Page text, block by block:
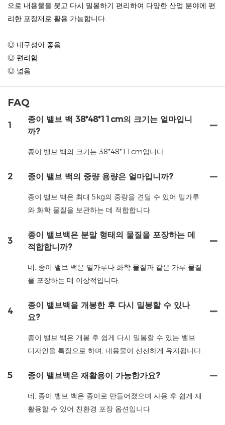
으로 내용물을 붓고 다시 밀봉하기 편리하여 다양한 산업 분야에 편
리한 포장재로 활용 가능합니다.
◎ 내구성이 좋음
◎ 편리함
◎ 넓음
FAQ
1
종이 밸브 백 38*48*11cm의 크기는 얼마입니
까?
종이 밸브 백의 크기는 38*48*11cm입니다.
2 종이 밸브 백의 중량 용량은 얼마입니까?
종이 밸브 백은 최대 5kg의 중량을 견딜 수 있어 밀가루
와 화학 물질을 보관하는 데 적합합니다.
3
종이 밸브백은 분말 형태의 물질을 포장하는 데
적합합니까?
네, 종이 밸브 백은 밀가루나 화학 물질과 같은 가루 물질
을 포장하는 데 이상적입니다.
4
종이 밸브백을 개봉한 후 다시 밀봉할 수 있나
요?
종이 밸브 백은 개봉 후 쉽게 다시 밀봉할 수 있는 밸브
디자인을 특징으로 하며, 내용물이 신선하게 유지됩니다.
5 종이 밸브백은 재활용이 가능한가요?
네, 종이 밸브 백은 종이로 만들어졌으며 사용 후 쉽게 재
활용할 수 있어 친환경 포장 옵션입니다.